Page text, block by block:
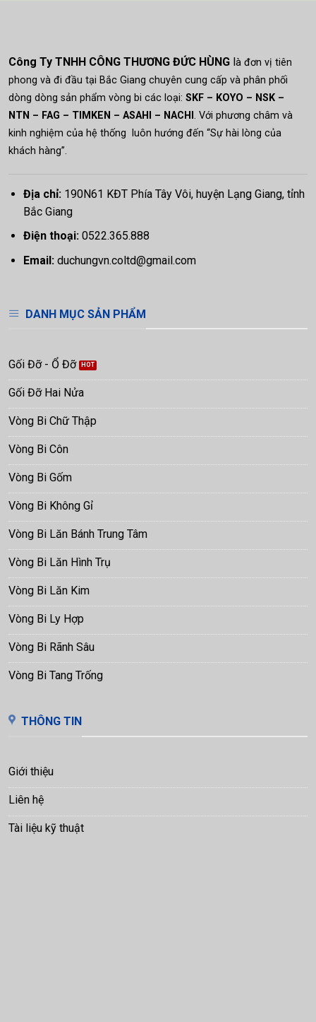
Công Ty TNHH CÔNG THƯƠNG ĐỨC HÙNG là đơn vị tiên
phong và đi đầu tại Bắc Giang chuyên cung cấp và phân phối
dòng dòng sản phẩm vòng bi các loại: SKF – KOYO – NSK –
NTN – FAG – TIMKEN – ASAHI – NACHI . Với phương châm và
kinh nghiệm của hệ thống luôn hướng đến “Sự hài lòng của
khách hàng”.
Địa chỉ: 190N61 KĐT Phía Tây Vôi, huyện Lạng Giang, tỉnh
Bắc Giang
Điện thoại:0522.365.888
Email: duchungvn.coltd@gmail.com
DANH MỤC SẢN PHẨM
Gối Đỡ - Ổ Đỡ
Gối Đỡ Hai Nửa
Vòng Bi Chữ Thập
Vòng Bi Côn
Vòng Bi Gốm
Vòng Bi Không Gỉ
Vòng Bi Lăn Bánh Trung Tâm
Vòng Bi Lăn Hình Trụ
Vòng Bi Lăn Kim
Vòng Bi Ly Hợp
Vòng Bi Rãnh Sâu
Vòng Bi Tang Trống
THÔNG TIN
Giới thiệu
Liên hệ
Tài liệu kỹ thuật